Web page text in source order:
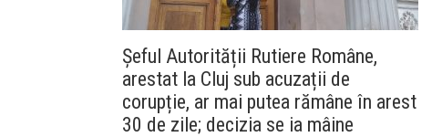
Șeful Autorității Rutiere Române,
arestat la Cluj sub acuzații de
corupție, ar mai putea rămâne în arest
30 de zile; decizia se ia mâine